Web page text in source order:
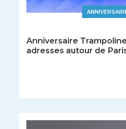
Anniversaire
adresses autour de